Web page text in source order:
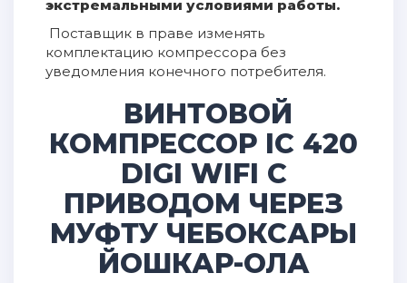
экстремальными условиями работы.
Поставщик в праве изменять
комплектацию компрессора без
уведомления конечного потребителя.
ВИНТОВОЙ
КОМПРЕССОР IC 420
DIGI WIFI С
ПРИВОДОМ ЧЕРЕЗ
МУФТУ ЧЕБОКСАРЫ
ЙОШКАР-ОЛА